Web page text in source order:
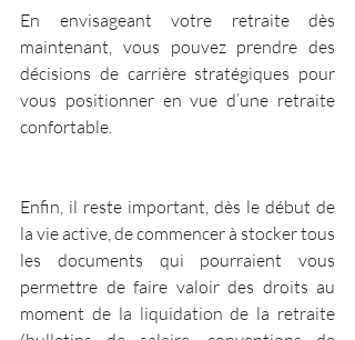
En envisageant votre retraite dès
maintenant, vous pouvez prendre des
décisions de carrière stratégiques pour
vous positionner en vue d’une retraite
confortable.
Enfin, il reste important, dès le début de
la vie active, de commencer à stocker tous
les documents qui pourraient vous
permettre de faire valoir des droits au
moment de la liquidation de la retraite